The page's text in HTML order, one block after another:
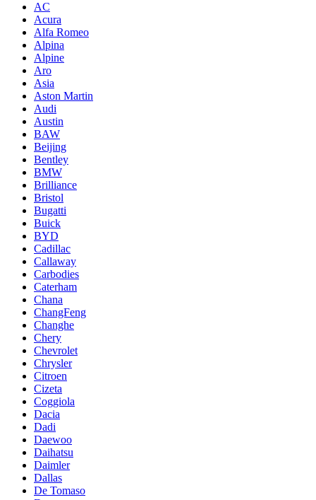
AC
Acura
Alfa Romeo
Alpina
Alpine
Aro
Asia
Aston Martin
Audi
Austin
BAW
Beijing
Bentley
BMW
Brilliance
Bristol
Bugatti
Buick
BYD
Cadillac
Callaway
Carbodies
Caterham
Chana
ChangFeng
Changhe
Chery
Chevrolet
Chrysler
Citroen
Cizeta
Coggiola
Dacia
Dadi
Daewoo
Daihatsu
Daimler
Dallas
De Tomaso